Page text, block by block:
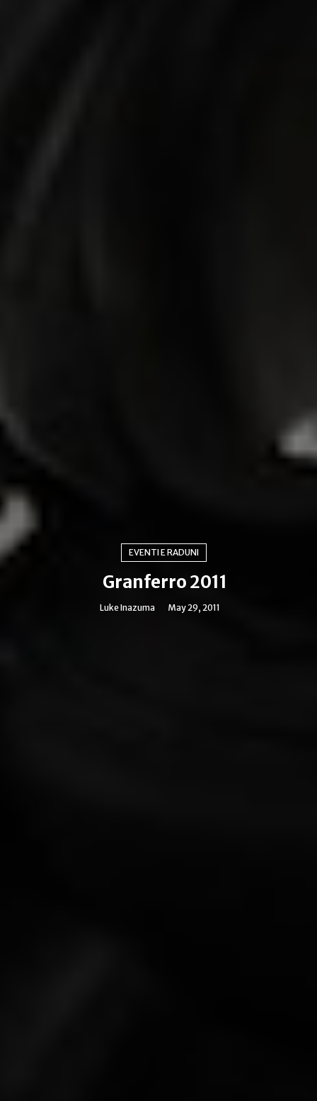
EVENTI E RADUNI
Granferro 2011
Luke Inazuma May 29, 2011